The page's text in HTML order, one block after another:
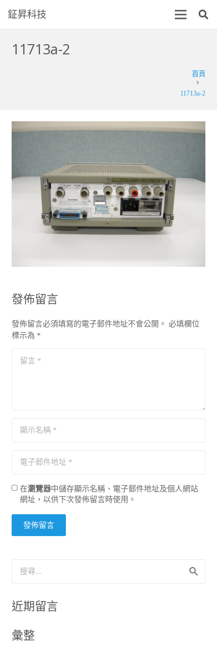
鉦昇科技
11713a-2
首頁
chevron_right
11713a-2
發佈留言
發佈留言必須填寫的電子郵件地址不會公開。 必填欄位
標示為 *
在瀏覽器中儲存顯示名稱、電子郵件地址及個人網站
網址，以供下次發佈留言時使用。
發佈留言
鍵
字:
近期留言
彙整